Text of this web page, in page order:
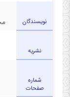
نویسندگان
نشریه
شماره
صفحات